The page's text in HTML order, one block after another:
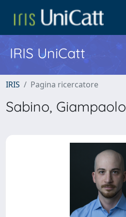
IRIS UniCatt
IRIS Pagina ricercatore
Sabino, Giampaolo